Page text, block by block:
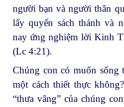
người bạn và người thân
lấy quyển sách thánh và
nay ứng nghiệm lời Kinh
(Lc 4:21).
Chúng con có muốn sống
một cách thiết thực
“thưa vâng” của chúng